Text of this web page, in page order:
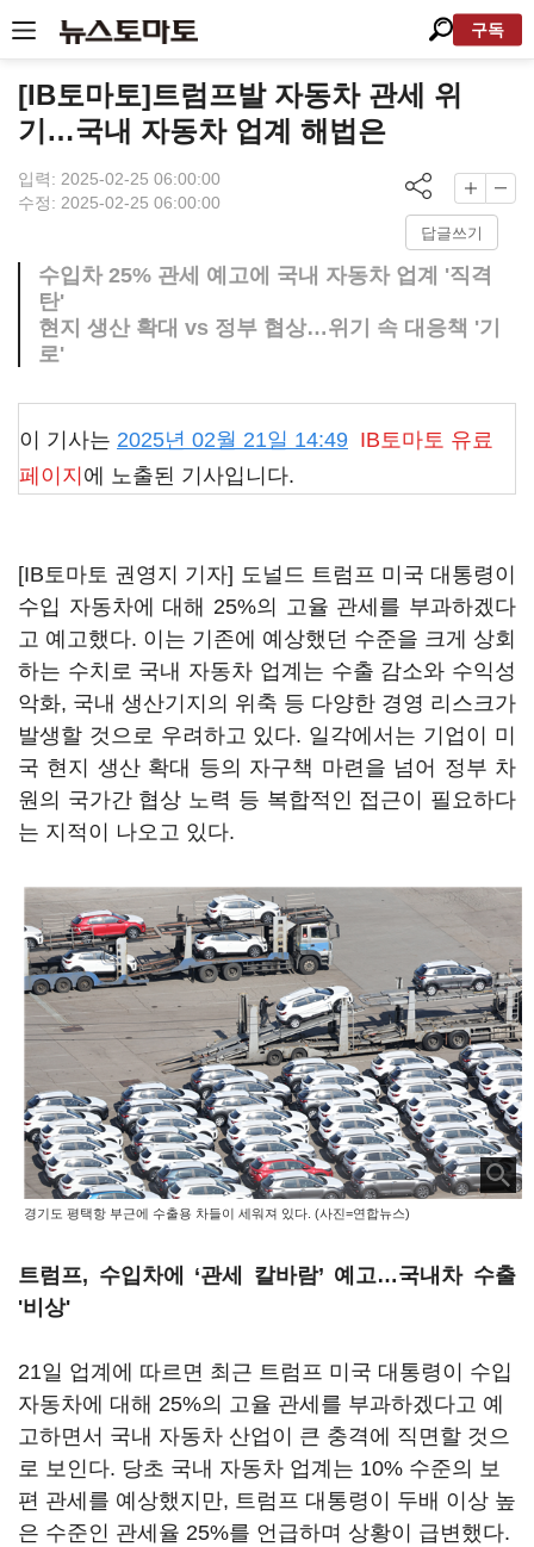
구독
[IB토마토]트럼프발 자동차 관세 위
기…국내 자동차 업계 해법은
입력: 2025-02-25 06:00:00
수정: 2025-02-25 06:00:00
답글쓰기
수입차 25% 관세 예고에 국내 자동차 업계 '직격
탄'
현지 생산 확대 vs 정부 협상…위기 속 대응책 '기
로'
이 기사는 2025년 02월 21일 14:49 IB토마토 유료
페이지 에 노출된 기사입니다.
[IB토마토 권영지 기자] 도널드 트럼프 미국 대통령이
수입 자동차에 대해 25%의 고율 관세를 부과하겠다
고 예고했다. 이는 기존에 예상했던 수준을 크게 상회
하는 수치로 국내 자동차 업계는 수출 감소와 수익성
악화, 국내 생산기지의 위축 등 다양한 경영 리스크가
발생할 것으로 우려하고 있다. 일각에서는 기업이 미
국 현지 생산 확대 등의 자구책 마련을 넘어 정부 차
원의 국가간 협상 노력 등 복합적인 접근이 필요하다
는 지적이 나오고 있다.
경기도 평택항 부근에 수출용 차들이 세워져 있다. (사진=연합뉴스)
트럼프, 수입차에 ‘관세 칼바람’ 예고…국내차 수출
'비상'
21일 업계에 따르면 최근 트럼프 미국 대통령이 수입
자동차에 대해 25%의 고율 관세를 부과하겠다고 예
고하면서 국내 자동차 산업이 큰 충격에 직면할 것으
로 보인다. 당초 국내 자동차 업계는 10% 수준의 보
편 관세를 예상했지만, 트럼프 대통령이 두배 이상 높
은 수준인 관세율 25%를 언급하며 상황이 급변했다.